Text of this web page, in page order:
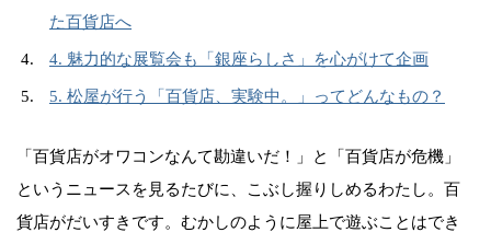
た百貨店へ
4. 魅力的な展覧会も「銀座らしさ」を心がけて企画
5. 松屋が行う「百貨店、実験中。」ってどんなもの？
「百貨店がオワコンなんて勘違いだ！」と「百貨店が危機」
というニュースを見るたびに、こぶし握りしめるわたし。百
貨店がだいすきです。むかしのように屋上で遊ぶことはでき